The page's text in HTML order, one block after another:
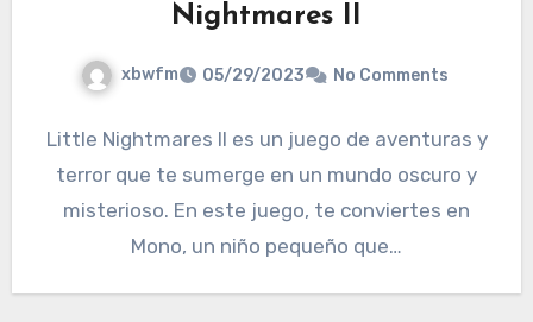
Nightmares II
xbwfm 05/29/2023 No Comments
Little Nightmares II es un juego de aventuras y
terror que te sumerge en un mundo oscuro y
misterioso. En este juego, te conviertes en
Mono, un niño pequeño que…